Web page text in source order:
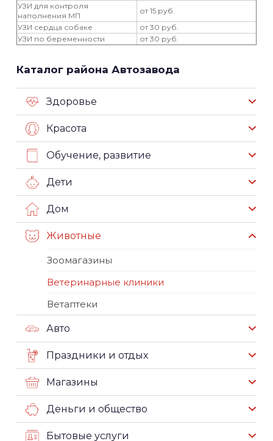
УЗИ для контроля
наполнения МП
от 15 руб.
УЗИ сердца собаке
от 30 руб.
УЗИ по беременности
от 30 руб.
Каталог района Автозавода
Здоровье
Красота
Обучение, развитие
Дети
Дом
Животные
Зоомагазины
Ветеринарные клиники
Ветаптеки
Авто
Праздники и отдых
Магазины
Деньги и общество
Бытовые услуги